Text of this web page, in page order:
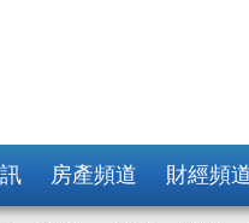
房產頻道 財經頻